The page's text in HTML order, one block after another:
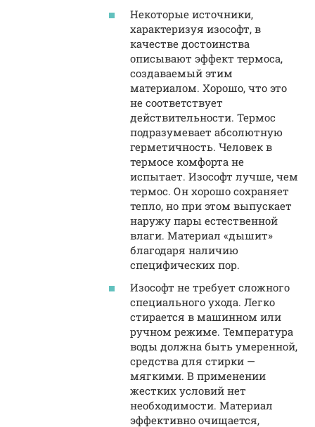
Некоторые источники,
характеризуя изософт, в
качестве достоинства
описывают эффект термоса,
создаваемый этим
материалом. Хорошо, что это
не соответствует
действительности. Термос
подразумевает абсолютную
герметичность. Человек в
термосе комфорта не
испытает. Изософт лучше, чем
термос. Он хорошо сохраняет
тепло, но при этом выпускает
наружу пары естественной
влаги. Материал «дышит»
благодаря наличию
специфических пор.
Изософт не требует сложного
специального ухода. Легко
стирается в машинном или
ручном режиме. Температура
воды должна быть умеренной,
средства для стирки —
мягкими. В применении
жестких условий нет
необходимости. Материал
эффективно очищается,